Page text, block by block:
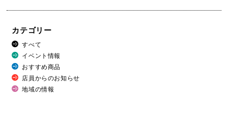
カテゴリー
すべて
イベント情報
おすすめ商品
店員からのお知らせ
地域の情報